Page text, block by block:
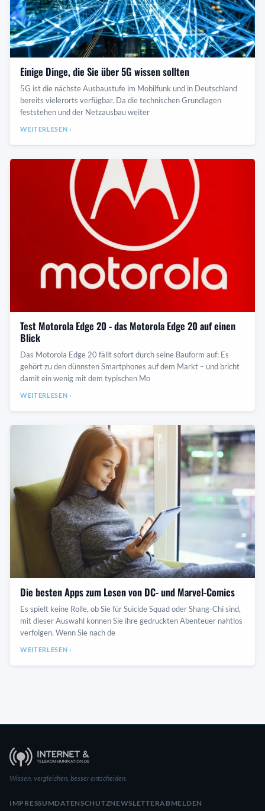
Einige Dinge, die Sie über 5G wissen sollten
5G ist die nächste Ausbaustufe im Mobilfunk und in Deutschland
bereits vielerorts verfügbar. Da die technischen Grundlagen
feststehen und der Netzausbau weiter
WEITERLESEN ›
Test Motorola Edge 20 - das Motorola Edge 20 auf einen
Blick
Das Motorola Edge 20 fällt sofort durch seine Bauform auf: Es
gehört zu den dünnsten Smartphones auf dem Markt – und bricht
damit ein wenig mit dem typischen Mo
WEITERLESEN ›
Die besten Apps zum Lesen von DC- und Marvel-Comics
Es spielt keine Rolle, ob Sie für Suicide Squad oder Shang-Chi sind,
mit dieser Auswahl können Sie ihre gedruckten Abenteuer nahtlos
verfolgen. Wenn Sie nach de
WEITERLESEN ›
Wissen, vergleichen, besser entscheiden.
IMPRESSUMDATENSCHUTZNEWSLETTERABMELDEN